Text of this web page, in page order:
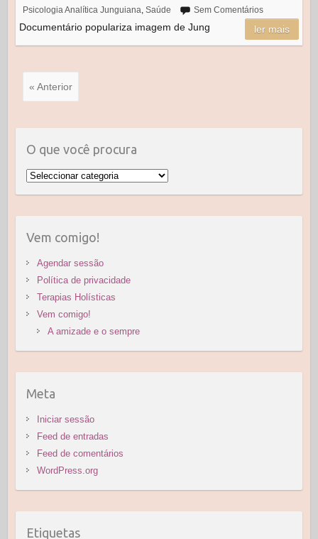
e
b
o
o
d
e
Psicologia Analítica Junguiana, Saúde Sem Comentários
Documentário populariza imagem de Jung ler mais
« Anterior
O que você procura
O
que
Vem comigo!
Agendar sessão
Política de privacidade
Terapias Holísticas
Vem comigo!
A amizade e o sempre
Meta
Iniciar sessão
Feed de entradas
Feed de comentários
WordPress.org
Etiquetas